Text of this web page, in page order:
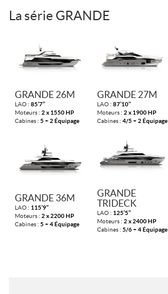
La série GRANDE
GRANDE 26M
LAO : 85’7’’
Moteurs : 2 x 1550 HP
Cabines : 5 + 2 Équipage
GRANDE 27M
LAO : 87’10’’
Moteurs : 2 x 1900 HP
Cabines : 4/5 + 2 Équipage
GRANDE 36M
LAO : 115’9’’
Moteurs : 2 x 2200 HP
Cabines : 5 + 4 Équipage
GRANDE
TRIDECK
LAO : 125’5’’
Moteurs : 2 x 2400 HP
Cabines : 5/6 + 4 Équipage